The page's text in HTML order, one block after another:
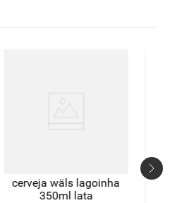
cerveja wäls lagoinha
350ml lata